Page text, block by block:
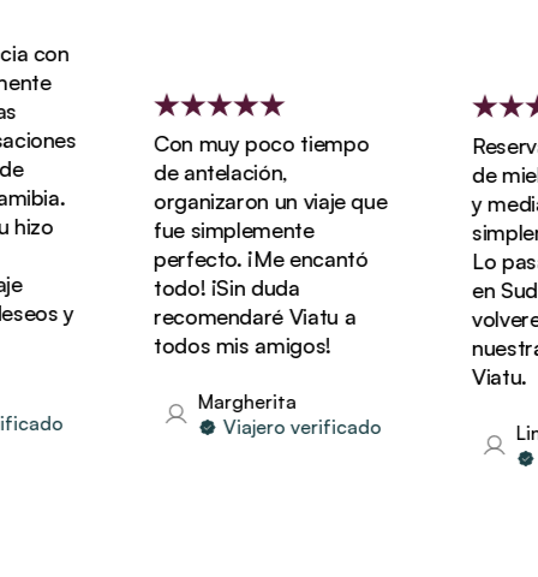
con
y
Con muy poco tiempo
de antelación,
organizaron un viaje que
fue simplemente
perfecto. ¡Me encantó
todo! ¡Sin duda
recomendaré Viatu a
todos mis amigos!
Margherita
Viajero verificado
de miel
y media
Lo
en
Viatu.